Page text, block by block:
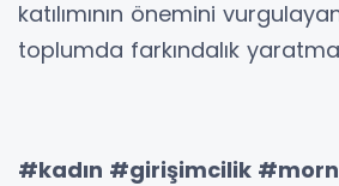
katılımının önemini
toplumda farkındalık
#kadın #girişimcilik